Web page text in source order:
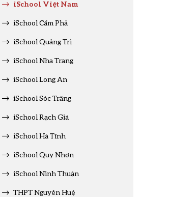
iSchool Việt Nam
iSchool Cẩm Phả
iSchool Quảng Trị
iSchool Nha Trang
iSchool Long An
iSchool Sóc Trăng
iSchool Rạch Giá
iSchool Hà Tĩnh
iSchool Quy Nhơn
iSchool Ninh Thuận
THPT Nguyễn Huệ